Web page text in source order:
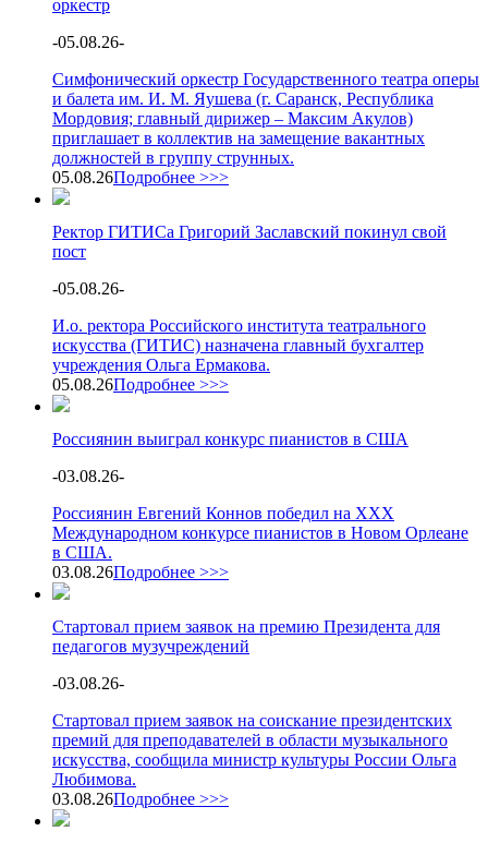
оркестр
-05.08.26-
Симфонический оркестр Государственного театра оперы
и балета им. И. М. Яушева (г. Саранск, Республика
Мордовия; главный дирижер – Максим Акулов)
приглашает в коллектив на замещение вакантных
должностей в группу струнных.
05.08.26Подробнее >>>
Ректор ГИТИСа Григорий Заславский покинул свой
пост
-05.08.26-
И.о. ректора Российского института театрального
искусства (ГИТИС) назначена главный бухгалтер
учреждения Ольга Ермакова.
05.08.26Подробнее >>>
Россиянин выиграл конкурс пианистов в США
-03.08.26-
Россиянин Евгений Коннов победил на XXX
Международном конкурсе пианистов в Новом Орлеане
в США.
03.08.26Подробнее >>>
Стартовал прием заявок на премию Президента для
педагогов музучреждений
-03.08.26-
Стартовал прием заявок на соискание президентских
премий для преподавателей в области музыкального
искусства, сообщила министр культуры России Ольга
Любимова.
03.08.26Подробнее >>>